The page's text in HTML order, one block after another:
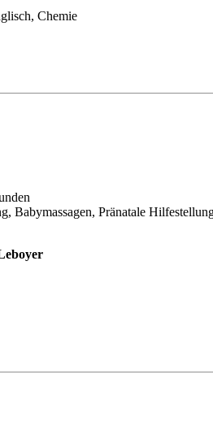
Chemie
Babymassagen, Pränatale